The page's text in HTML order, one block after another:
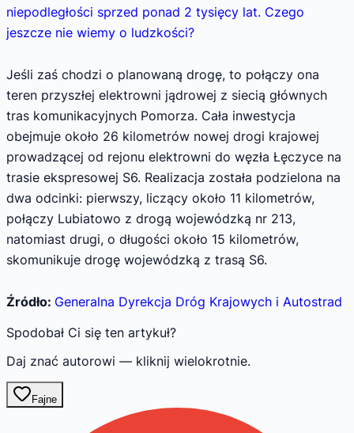
niepodległości sprzed ponad 2 tysięcy lat. Czego
jeszcze nie wiemy o ludzkości?
Jeśli zaś chodzi o planowaną drogę, to połączy ona
teren przyszłej elektrowni jądrowej z siecią głównych
tras komunikacyjnych Pomorza. Cała inwestycja
obejmuje około 26 kilometrów nowej drogi krajowej
prowadzącej od rejonu elektrowni do węzła Łęczyce na
trasie ekspresowej S6. Realizacja została podzielona na
dwa odcinki: pierwszy, liczący około 11 kilometrów,
połączy Lubiatowo z drogą wojewódzką nr 213,
natomiast drugi, o długości około 15 kilometrów,
skomunikuje drogę wojewódzką z trasą S6.
Źródło: Generalna Dyrekcja Dróg Krajowych i Autostrad
Spodobał Ci się ten artykuł?
Daj znać autorowi — kliknij wielokrotnie.
Fajne